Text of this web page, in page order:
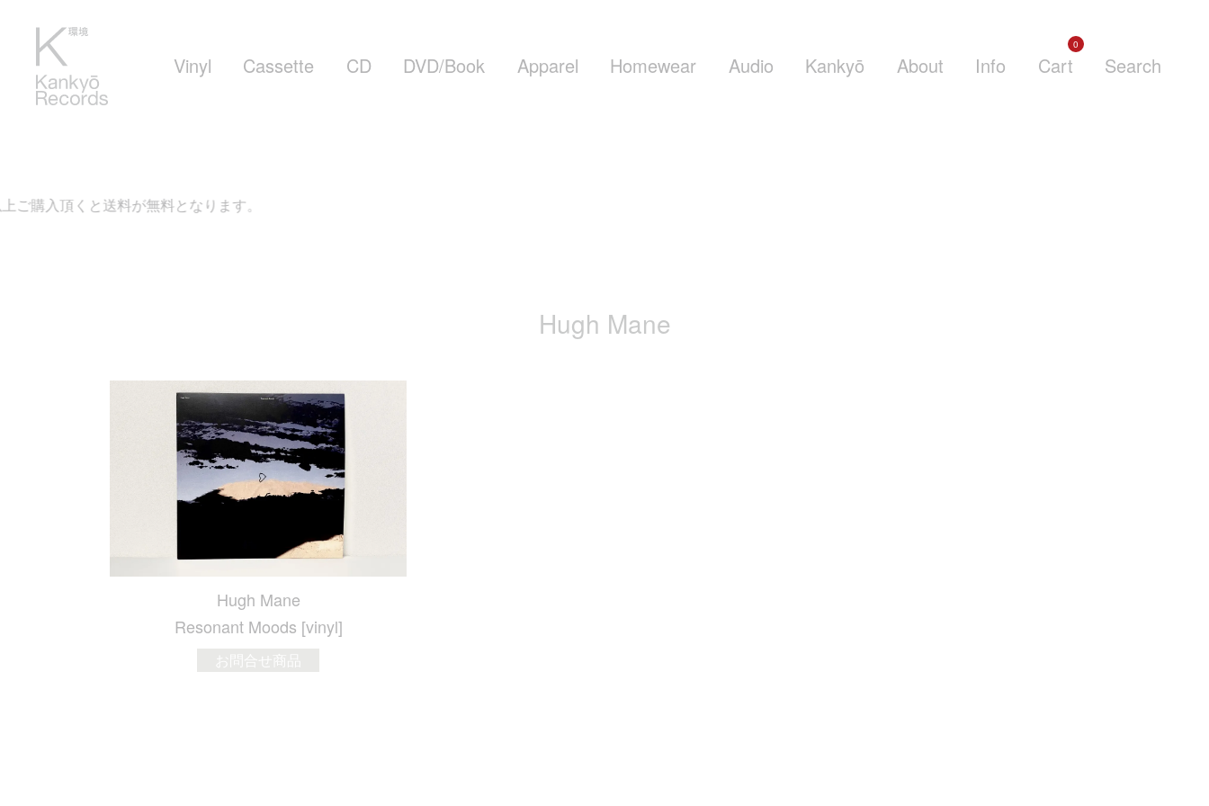
Vinyl Cassette CD DVD/Book Apparel Homewear Audio Kankyō About Info Cart
0
Search
入頂くと送料が無料となります。
Hugh Mane
Hugh Mane
Resonant Moods [vinyl]
お問合せ商品